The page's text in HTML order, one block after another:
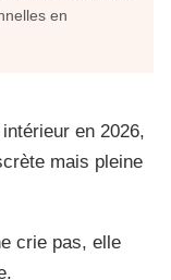
en
en 2026,
mais pleine
crie pas, elle